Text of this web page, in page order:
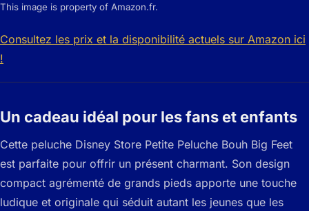
This image is property of Amazon.fr.
Consultez les prix et la disponibilité actuels sur Amazon ici
!
Un cadeau idéal pour les fans et enfants
Cette peluche Disney Store Petite Peluche Bouh Big Feet
est parfaite pour offrir un présent charmant. Son design
compact agrémenté de grands pieds apporte une touche
ludique et originale qui séduit autant les jeunes que les